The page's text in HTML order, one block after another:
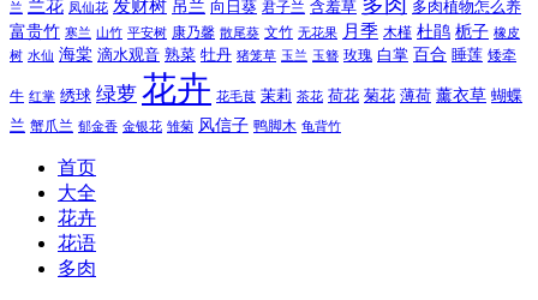
兰 兰花 凤仙花 发财树 吊兰 向日葵 君子兰 含羞草 多肉植物怎么养
富贵竹 寒兰 山竹 平安树 康乃馨 散尾葵 文竹 无花果 月季 木槿 杜鹃 栀子 橡皮
树 水仙 海棠 滴水观音 熟菜 牡丹 猪笼草 玉兰 玉簪 玫瑰 白掌 百合 睡莲 矮牵
牛 红掌 绣球 绿萝 花卉 花毛茛 茉莉 茶花 荷花 菊花 薄荷 薰衣草 蝴蝶
兰 蟹爪兰 郁金香 金银花 雏菊 风信子 鸭脚木 龟背竹
首页
大全
花卉
花语
多肉